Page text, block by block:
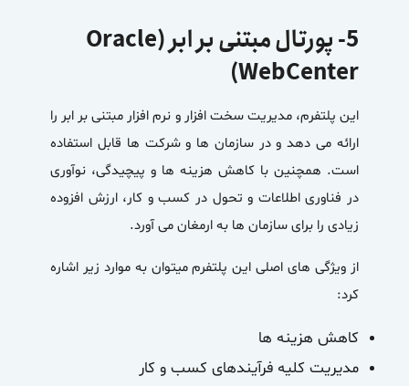
5- پورتال مبتنی بر ابر (Oracle
WebCenter)
این پلتفرم، مدیریت سخت افزار و نرم افزار مبتنی بر ابررا
ارائه می دهد و در سازمان ها و شرکت ها قابل استفاده
است. همچنین با کاهش هزینه ها و پیچیدگی، نوآوری
در فناوری اطلاعات و تحول در کسب و کار، ارزش افزوده
زیادی را برای سازمان ها به ارمغان می آورد.
از ویژگی های اصلی این پلتفرم میتوان به موارد زیر اشاره
کرد:
کاهش هزینه ها
مدیریت کلیه فرآیندهای کسب و کار